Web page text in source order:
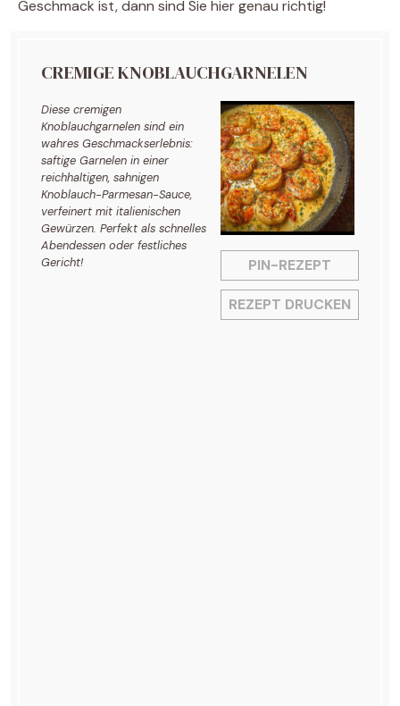
Geschmack ist, dann sind Sie hier genau richtig!
CREMIGE KNOBLAUCHGARNELEN
PIN-REZEPT
REZEPT DRUCKEN
Diese cremigen
Knoblauchgarnelen sind ein
wahres Geschmackserlebnis:
saftige Garnelen in einer
reichhaltigen, sahnigen
Knoblauch-Parmesan-Sauce,
verfeinert mit italienischen
Gewürzen. Perfekt als schnelles
Abendessen oder festliches
Gericht!